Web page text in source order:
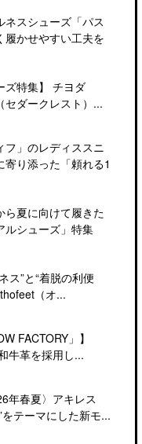
ネスシューズ「パス
履かせやすい工夫を
ズ特集】 チヨダ
セダークレスト）...
フ」のレディススニ
り添った「頼れる1
ら夏に向けて履きた
ルシューズ」特集
ス”と“着脱の利便
（オ...
FACTORY」】
牛革を採用し...
年春夏〉アキレス
をテーマにした新モ...